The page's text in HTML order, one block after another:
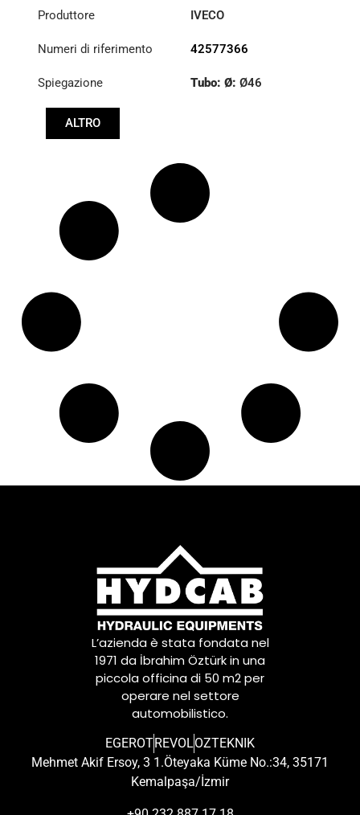
Produttore IVECO
Numeri di riferimento 42577366
Spiegazione Tubo: Ø: Ø46
ALTRO
L’azienda è stata fondata nel
1971 da İbrahim Öztürk in una
piccola officina di 50 m2 per
operare nel settore
automobilistico.
EGEROTREVOLOZTEKNIK
Mehmet Akif Ersoy, 3 1.Öteyaka Küme No.:34, 35171
Kemalpaşa/İzmir